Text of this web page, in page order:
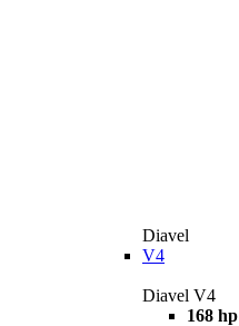
Diavel
V4
Diavel V4
168 hp